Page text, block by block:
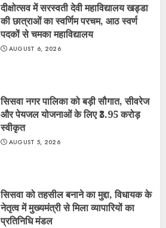
दीक्षोत्सव में सरस्वती देवी महाविद्यालय खड्डा
की छात्राओं का स्वर्णिम परचम, आठ स्वर्ण
पदकों से चमका महाविद्यालय
AUGUST 6, 2026
सिसवा नगर पालिका को बड़ी सौगात, सीवरेज
और पेयजल योजनाओं के लिए ₹3.95 करोड़
स्वीकृत
AUGUST 5, 2026
सिसवा को तहसील बनाने का मुद्दा, विधायक के
नेतृत्व में मुख्यमंत्री से मिला व्यापारियों का
प्रतिनिधि मंडल